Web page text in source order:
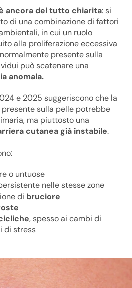
ancora del tutto chiarita: si
di una combinazione di fattori
in cui un ruolo
alla proliferazione eccessiva
presente sulla
può scatenare una
anomala.
e 2025 suggeriscono che la
sulla pelle potrebbe
ma piuttosto una
cutanea già instabile.
o untuose
nelle stesse zone
di bruciore
, spesso ai cambi di
di stress